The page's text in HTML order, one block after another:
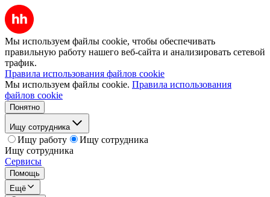
Мы используем файлы cookie, чтобы обеспечивать
правильную работу нашего веб-сайта и анализировать сетевой
трафик.
Правила использования файлов cookie
Мы используем файлы cookie. Правила использования
файлов cookie
Понятно
Ищу сотрудника
Ищу работу
Ищу сотрудника
Ищу сотрудника
Сервисы
Помощь
Ещё